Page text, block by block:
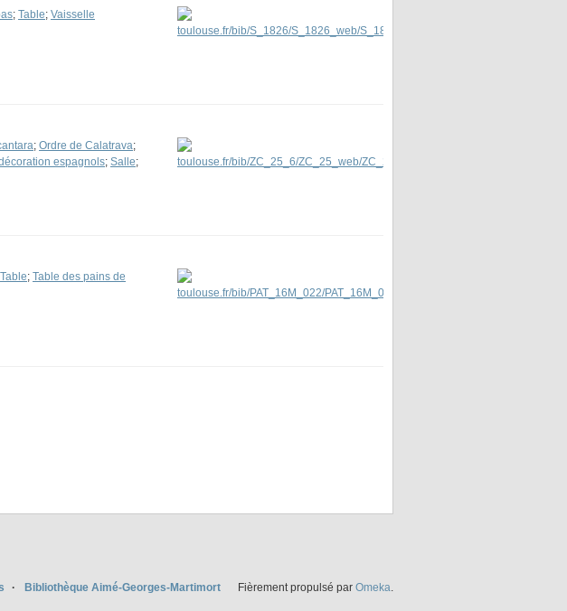
; Table; Vaisselle
; Ordre de Calatrava;
espagnols; Salle;
Table; Table des pains de
Bibliothèque Aimé-Georges-Martimort Fièrement propulsé par Omeka.